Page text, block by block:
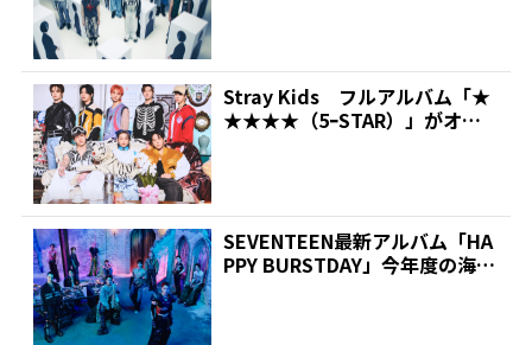
Stray Kids フルアルバム「★
★★★★（5ｰSTAR）」がオリ
SEVENTEEN最新アルバム「HA
PPY BURSTDAY」今年度の海外